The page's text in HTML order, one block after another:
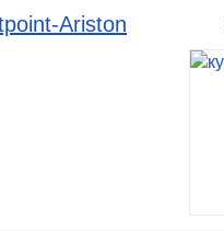
Ariston